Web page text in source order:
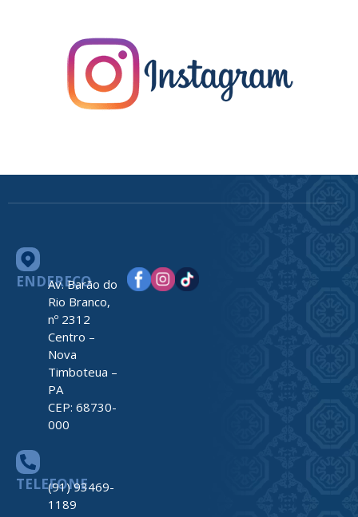
ENDEREÇO
Av. Barão do
Rio Branco,
nº 2312
Centro –
Nova
Timboteua –
PA
CEP: 68730-
000
TELEFONE
(91) 93469-
1189